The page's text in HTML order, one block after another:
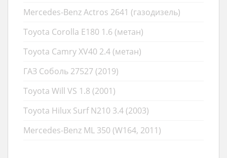
Mercedes-Benz Actros 2641 (газодизель)
Toyota Corolla E180 1.6 (метан)
Toyota Camry XV40 2.4 (метан)
ГАЗ Соболь 27527 (2019)
Toyota Will VS 1.8 (2001)
Toyota Hilux Surf N210 3.4 (2003)
Mercedes-Benz ML 350 (W164, 2011)